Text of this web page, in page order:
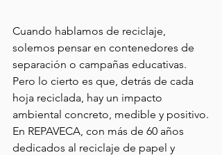
Cuando hablamos de reciclaje,
solemos pensar en contenedores de
separación o campañas educativas.
Pero lo cierto es que, detrás de cada
hoja reciclada, hay un impacto
ambiental concreto, medible y positivo.
En REPAVECA, con más de 60 años
dedicados al reciclaje de papel y